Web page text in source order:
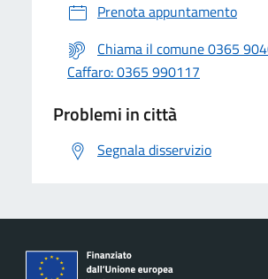
Prenota appuntamento
Chiama il comune 0365
Caffaro: 0365 990117
Problemi in città
Segnala disservizio